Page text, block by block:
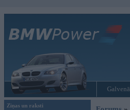
Galvenā
Ziņas un raksti